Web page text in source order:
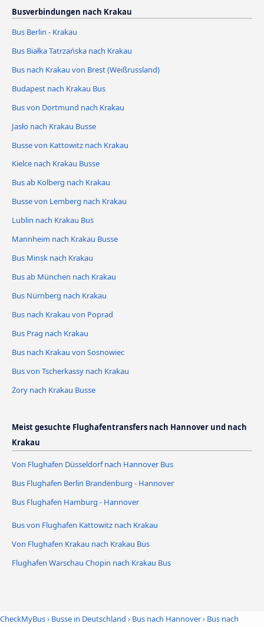
Busverbindungen nach Krakau
Bus Berlin - Krakau
Bus Białka Tatrzańska nach Krakau
Bus nach Krakau von Brest (Weißrussland)
Budapest nach Krakau Bus
Bus von Dortmund nach Krakau
Jasło nach Krakau Busse
Busse von Kattowitz nach Krakau
Kielce nach Krakau Busse
Bus ab Kolberg nach Krakau
Busse von Lemberg nach Krakau
Lublin nach Krakau Bus
Mannheim nach Krakau Busse
Bus Minsk nach Krakau
Bus ab München nach Krakau
Bus Nürnberg nach Krakau
Bus nach Krakau von Poprad
Bus Prag nach Krakau
Bus nach Krakau von Sosnowiec
Bus von Tscherkassy nach Krakau
Żory nach Krakau Busse
Meist gesuchte Flughafentransfers nach Hannover und nach
Krakau
Von Flughafen Düsseldorf nach Hannover Bus
Bus Flughafen Berlin Brandenburg - Hannover
Bus Flughafen Hamburg - Hannover
Bus von Flughafen Kattowitz nach Krakau
Von Flughafen Krakau nach Krakau Bus
Flughafen Warschau Chopin nach Krakau Bus
CheckMyBus› Busse in Deutschland › Bus nach Hannover› Bus nach